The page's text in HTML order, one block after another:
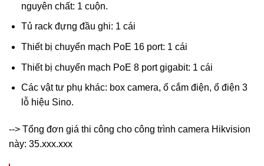
nguyên chất: 1 cuộn.
Tủ rack đựng đầu ghi: 1 cái
Thiết bị chuyển mạch PoE 16 port: 1 cái
Thiết bị chuyển mạch PoE 8 port gigabit: 1 cái
Các vật tư phụ khác: box camera, ổ cắm điện, ổ điện 3
lỗ hiệu Sino.
--> Tổng đơn giá thi công cho công trình camera Hikvision
này: 35.xxx.xxx